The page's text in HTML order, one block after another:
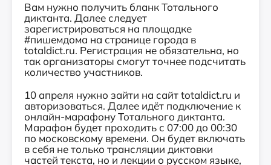
Вам нужно получить бланк Тотального
диктанта. Далее следует
зарегистрироваться на площадке
#пишемдома на странице города в
totaldict.ru. Регистрация не обязательна, но
так организаторы смогут точнее подсчитать
количество участников.
10 апреля нужно зайти на сайт totaldict.ru и
авторизоваться. Далее идёт подключение к
онлайн-марафону Тотального диктанта.
Марафон будет проходить с 07:00 до 00:30
по московскому времени. Он будет включать
в себя не только трансляции диктовки
частей текста, но и лекции о русском языке,